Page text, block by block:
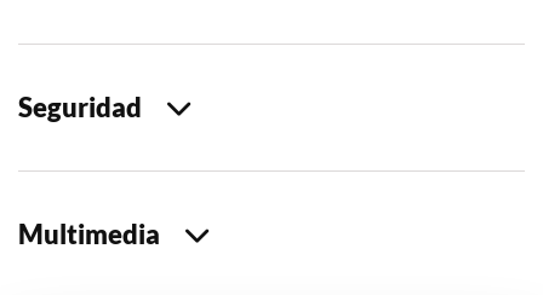
Seguridad
Multimedia